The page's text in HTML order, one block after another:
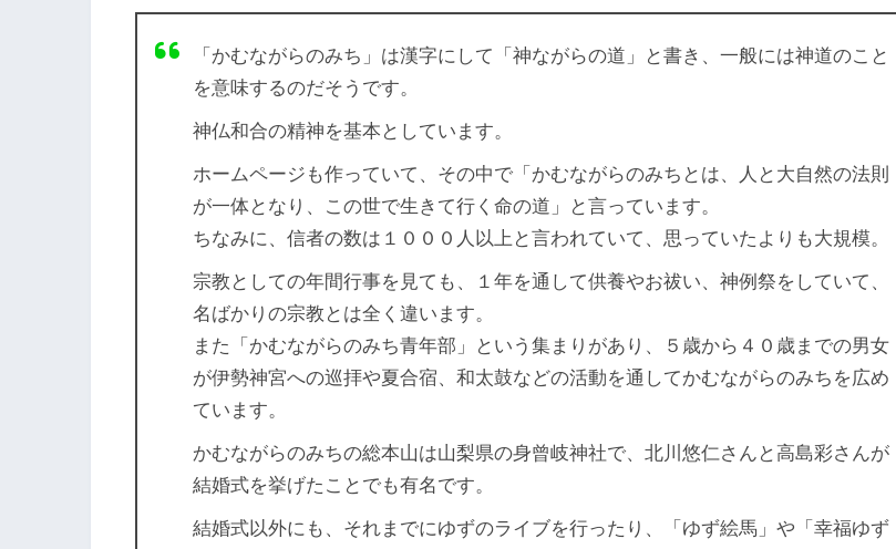
「かむながらのみち」は漢字にして「神ながらの道」と書き、一般には神道のこと
を意味するのだそうです。
神仏和合の精神を基本としています。
ホームページも作っていて、その中で「かむながらのみちとは、人と大自然の法則
が一体となり、この世で生きて行く命の道」と言っています。
ちなみに、信者の数は１０００人以上と言われていて、思っていたよりも大規模。
宗教としての年間行事を見ても、１年を通して供養やお祓い、神例祭をしていて、
名ばかりの宗教とは全く違います。
また「かむながらのみち青年部」という集まりがあり、５歳から４０歳までの男女
が伊勢神宮への巡拝や夏合宿、和太鼓などの活動を通してかむながらのみちを広め
ています。
かむながらのみちの総本山は山梨県の身曾岐神社で、北川悠仁さんと高島彩さんが
結婚式を挙げたことでも有名です。
結婚式以外にも、それまでにゆずのライブを行ったり、「ゆず絵馬」や「幸福ゆず